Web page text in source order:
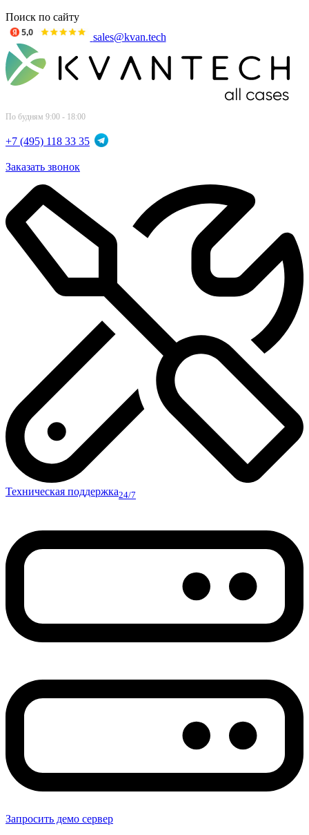
Поиск по сайту
sales@kvan.tech
По будням 9:00 - 18:00
+7 (495) 118 33 35
Заказать звонок
Техническая поддержка24/7
Запросить демо сервер